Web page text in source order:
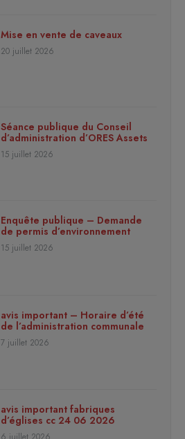
Mise en vente de caveaux
20 juillet 2026
Séance publique du Conseil
d’administration d’ORES Assets
15 juillet 2026
Enquête publique – Demande
de permis d’environnement
15 juillet 2026
avis important – Horaire d’été
de l’administration communale
7 juillet 2026
avis important fabriques
d’églises cc 24 06 2026